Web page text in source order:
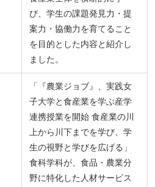
び、学生の課題発見力・提
案力・協働力を育てること
を目的とした内容と紹介し
ました。
「『農業ジョブ』、実践女
子大学と食産業を学ぶ産学
連携授業を開始 食産業の川
上から川下までを学び、学
生の視野と学びを広げる」
食科学科が、食品・農業分
野に特化した人材サービス